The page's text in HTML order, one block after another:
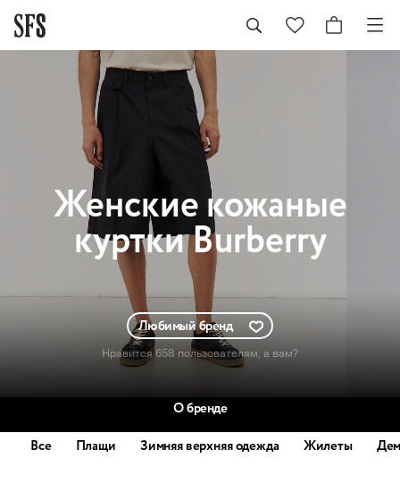
Женскиекожаные
куртки Burberry
Любимый бренд
Нравится 658 пользователям, а вам?
О бренде
Все
Плащи Зимняя верхняя одежда Жилеты